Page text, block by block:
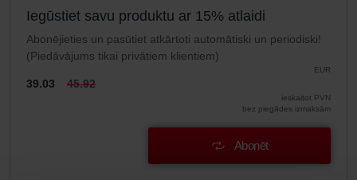
Iegūstiet savu produktu ar 15% atlaidi
Abonējieties un pasūtiet atkārtoti automātiski un periodiski!
(Piedāvājums tikai privātiem klientiem)
EUR
39.03 45.92
ieskaitot PVN
bez piegādes izmaksām
Abonēt